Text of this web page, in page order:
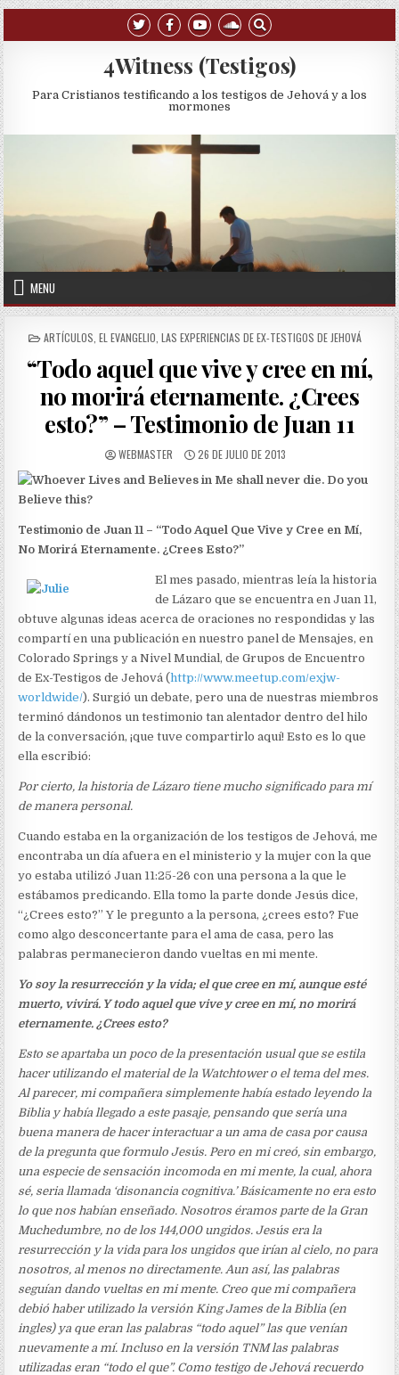
Skip to content
4Witness (Testigos)
Para Cristianos testificando a los testigos de Jehová y a los
mormones
MENU
POSTED IN
ARTÍCULOS EL EVANGELIO LAS EXPERIENCIAS DE EX-TESTIGOS DE JEHOVÁ
“Todo aquel que vive y cree en mí,
no morirá eternamente. ¿Crees
esto?” – Testimonio de Juan 11
AUTHOR:
WEBMASTER PUBLISHED DATE:
26 DE JULIO DE 2013
Testimonio de Juan 11 – “Todo Aquel Que Vive y Cree en Mí,
No Morirá Eternamente. ¿Crees Esto?”
El mes pasado, mientras leía la historia
de Lázaro que se encuentra en Juan 11,
obtuve algunas ideas acerca de oraciones no respondidas y las
compartí en una publicación en nuestro panel de Mensajes, en
Colorado Springs y a Nivel Mundial, de Grupos de Encuentro
de Ex-Testigos de Jehová (http://www.meetup.com/exjw-
worldwide/). Surgió un debate, pero una de nuestras miembros
terminó dándonos un testimonio tan alentador dentro del hilo
de la conversación, ¡que tuve compartirlo aquí! Esto es lo que
ella escribió:
Por cierto, la historia de Lázaro tiene mucho significado para mí
de manera personal.
Cuando estaba en la organización de los testigos de Jehová, me
encontraba un día afuera en el ministerio y la mujer con la que
yo estaba utilizó Juan 11:25-26 con una persona a la que le
estábamos predicando. Ella tomo la parte donde Jesús dice,
“¿Crees esto?” Y le pregunto a la persona, ¿crees esto? Fue
como algo desconcertante para el ama de casa, pero las
palabras permanecieron dando vueltas en mi mente.
Yo soy la resurrección y la vida; el que cree en mí, aunque esté
muerto, vivirá. Y todo aquel que vive y cree en mí, no morirá
eternamente. ¿Crees esto?
Esto se apartaba un poco de la presentación usual que se estila
hacer utilizando el material de la Watchtower o el tema del mes.
Al parecer, mi compañera simplemente había estado leyendo la
Biblia y había llegado a este pasaje, pensando que sería una
buena manera de hacer interactuar a un ama de casa por causa
de la pregunta que formulo Jesús. Pero en mi creó, sin embargo,
una especie de sensación incomoda en mi mente, la cual, ahora
sé, seria llamada ‘disonancia cognitiva.’ Básicamente no era esto
lo que nos habían enseñado. Nosotros éramos parte de la Gran
Muchedumbre, no de los 144,000 ungidos. Jesús era la
resurrección y la vida para los ungidos que irían al cielo, no para
nosotros, al menos no directamente. Aun así, las palabras
seguían dando vueltas en mi mente. Creo que mi compañera
debió haber utilizado la versión King James de la Biblia (en
ingles) ya que eran las palabras “todo aquel” las que venían
nuevamente a mí. Incluso en la versión TNM las palabras
utilizadas eran “todo el que”. Como testigo de Jehová recuerdo